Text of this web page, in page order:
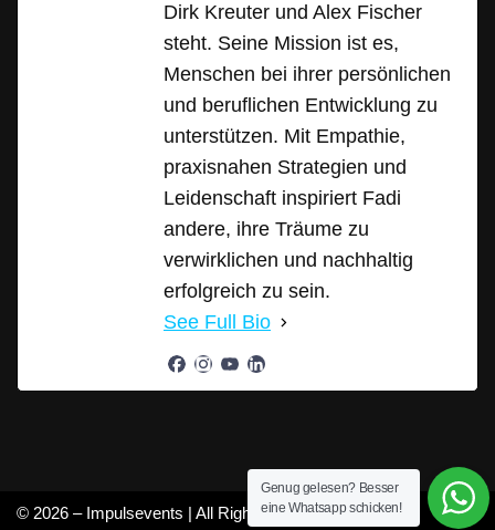
Dirk Kreuter und Alex Fischer
steht. Seine Mission ist es,
Menschen bei ihrer persönlichen
und beruflichen Entwicklung zu
unterstützen. Mit Empathie,
praxisnahen Strategien und
Leidenschaft inspiriert Fadi
andere, ihre Träume zu
verwirklichen und nachhaltig
erfolgreich zu sein.
See Full Bio
© 2026 – Impulsevents | All Rights Reserved |
Genug gelesen? Besser
eine Whatsapp schicken!